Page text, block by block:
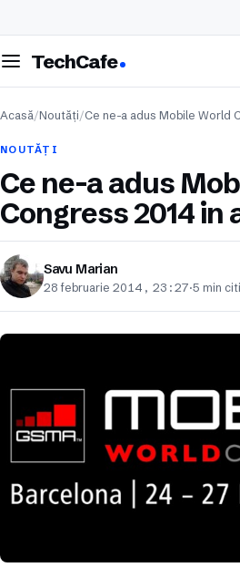
meniul
TechCafe
Acasă/Noutăți/Ce ne-a adus Mobile World
NOUTĂȚI
Ce ne-a adus
Congress 2014 in
Savu Marian
28 februarie 2014, 23:27·5 min